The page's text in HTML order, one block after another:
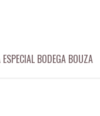
BODEGA BOUZA